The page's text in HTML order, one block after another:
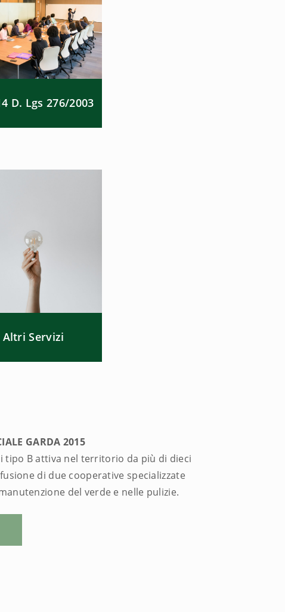
D. Lgs 276/2003
Altri Servizi
GARDA 2015
tipo B attiva nel territorio da più di dieci
di due cooperative specializzate
del verde e nelle pulizie.